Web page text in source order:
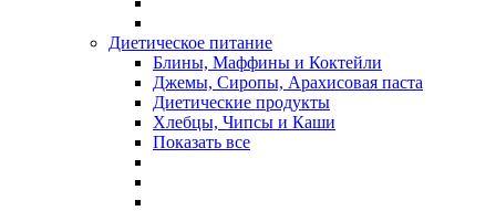
Диетическое питание
Блины, Маффины и Коктейли
Джемы, Сиропы, Арахисовая паста
Диетические продукты
Хлебцы, Чипсы и Каши
Показать все